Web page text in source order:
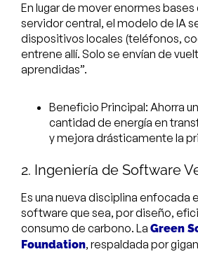
En lugar de mover enormes bases
servidor central, el modelo de IA
dispositivos locales (teléfonos,
entrene allí. Solo se envían de
aprendidas”.
Beneficio Principal: Ahorra
cantidad de energía en
y mejora drásticamente la
2. Ingeniería de Software
Es una nueva disciplina enfocada
software que sea, por diseño,
consumo de carbono. La Green
Foundation, respaldada por